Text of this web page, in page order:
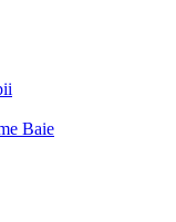
Baie